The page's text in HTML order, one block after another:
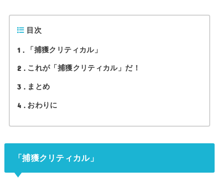
目次
1 「捕獲クリティカル」
2 これが「捕獲クリティカル」だ！
3 まとめ
4 おわりに
「捕獲クリティカル」